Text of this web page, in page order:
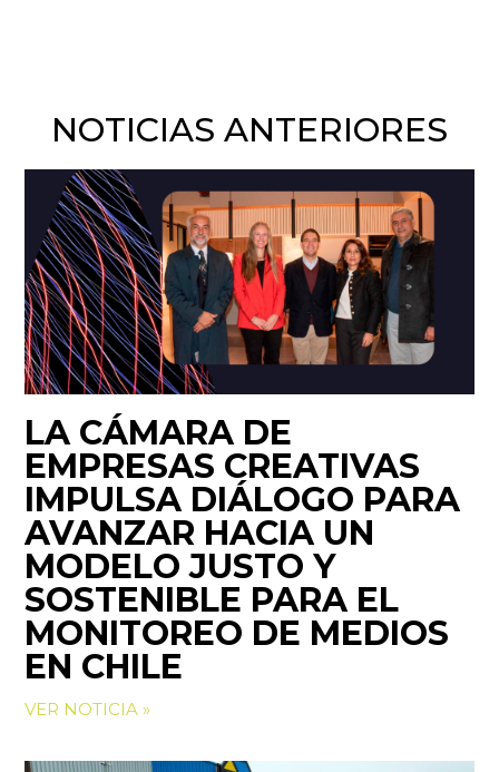
NOTICIAS ANTERIORES
LA CÁMARA DE
EMPRESAS CREATIVAS
IMPULSA DIÁLOGO PARA
AVANZAR HACIA UN
MODELO JUSTO Y
SOSTENIBLE PARA EL
MONITOREO DE MEDIOS
EN CHILE
VER NOTICIA »